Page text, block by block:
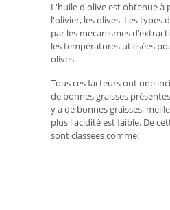
L'huile d'olive est obtenue à
l'olivier, les olives. Les types
par les mécanismes
les températures utilisées
olives.
Tous ces facteurs ont une
de bonnes graisses
y a de bonnes graisses,
plus l'acidité est faible. De
sont classées comme: